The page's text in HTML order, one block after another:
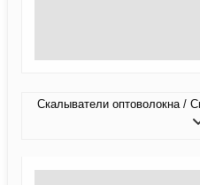
Скалыватели оптоволокна /